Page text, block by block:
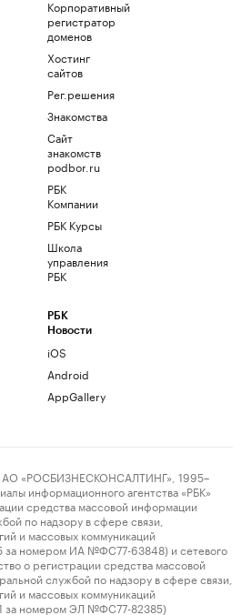
Корпоративный
регистратор
доменов
Хостинг
сайтов
Рег.решения
Знакомства
Сайт
знакомств
podbor.ru
РБК
Компании
РБК Курсы
Школа
управления
РБК
РБК
Новости
iOS
Android
AppGallery
«РОСБИЗНЕСКОНСАЛТИНГ», 1995–
информационного агентства «РБК»
средства массовой информации
по надзору в сфере связи,
и массовых коммуникаций
за номером ИА №ФС77-63848) и сетевого
о регистрации средства массовой
службой по надзору в сфере связи,
и массовых коммуникаций
за номером ЭЛ №ФС77-82385)